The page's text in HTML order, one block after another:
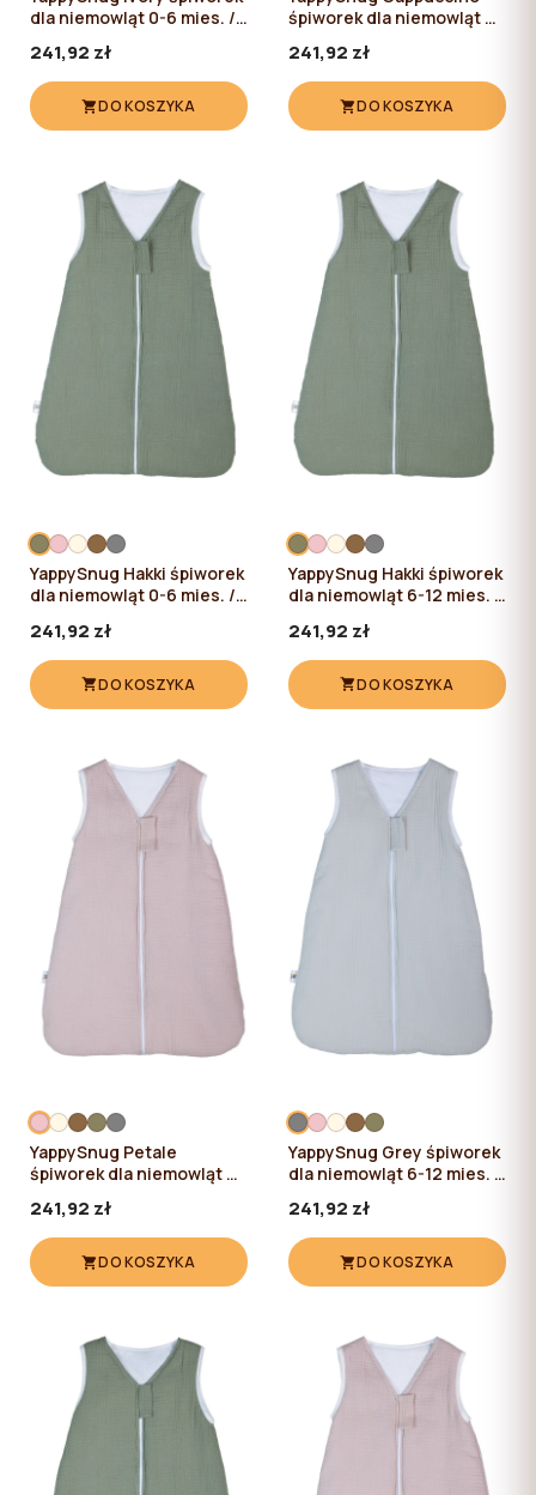
dla niemowląt 0-6 mies. /
241,92 zł
DO KOSZYKA
śpiworek dla niemowląt 0-
241,92 zł
DO KOSZYKA
YappySnug Hakki śpiworek
dla niemowląt 0-6 mies. /
241,92 zł
DO KOSZYKA
YappySnug Hakki śpiworek
dla niemowląt 6-12 mies. /
241,92 zł
DO KOSZYKA
YappySnug Petale
śpiworek dla niemowląt 6-
241,92 zł
DO KOSZYKA
YappySnug Grey śpiworek
dla niemowląt 6-12 mies. /
241,92 zł
DO KOSZYKA